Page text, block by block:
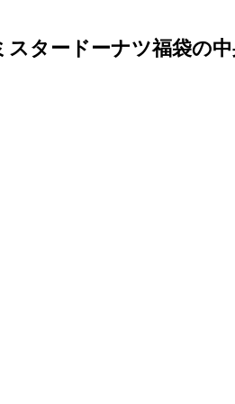
スタードーナツ福袋の